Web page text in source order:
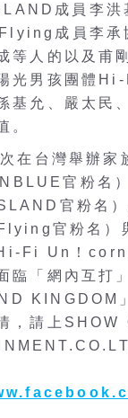
成員李洪
成員李承
等人的以及甫
光男孩團體
基允、嚴太民
。
在台灣舉辦家
官粉名）
官粉名）
官粉名）
Fi Un！corn
臨「網內互打
KINGDOM
，請上SHOW